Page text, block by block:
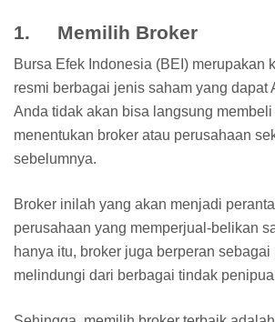
1. Memilih Broker
Bursa Efek Indonesia (BEI) merupakan
resmi berbagai jenis saham yang dapat
Anda tidak akan bisa langsung
menentukan broker atau perusahaan
sebelumnya.
Broker inilah yang akan menjadi
perusahaan yang memperjual-belikan
hanya itu, broker juga berperan
melindungi dari berbagai tindak